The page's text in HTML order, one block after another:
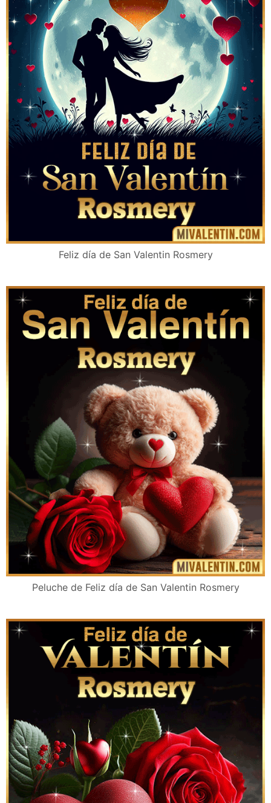
Feliz día de San Valentin Rosmery
Peluche de Feliz día de San Valentin Rosmery